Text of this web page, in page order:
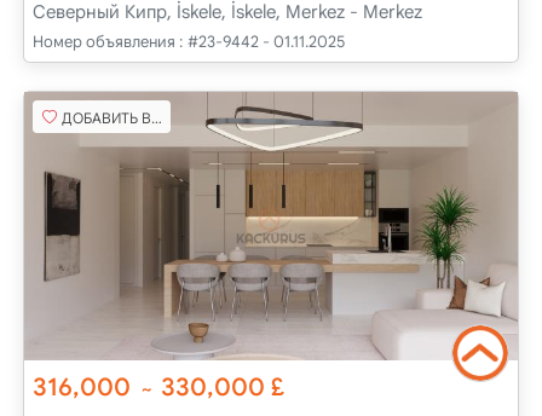
Северный Кипр, İskele, İskele, Merkez - Merkez
Номер объявления : #23-9442 - 01.11.2025
ДОБАВИТЬ В ИЗБРАННОЕ
316,000 ~ 330,000 £